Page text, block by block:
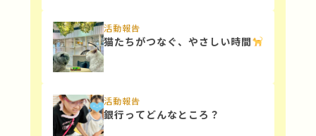
活動報告
猫たちがつなぐ、やさしい時間
活動報告
銀行ってどんなところ？